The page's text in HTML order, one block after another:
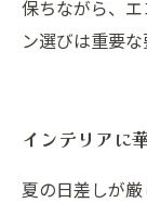
保ちながら、
ン選びは重要な
インテリアに
夏の日差しが